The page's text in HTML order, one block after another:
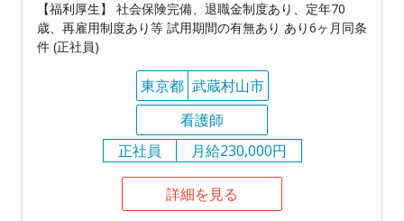
【福利厚生】 社会保険完備、退職金制度あり、定年70
歳、再雇用制度あり等 試用期間の有無あり あり6ヶ月同条
件 (正社員)
東京都 武蔵村山市
看護師
正社員
月給230,000円
詳細を見る